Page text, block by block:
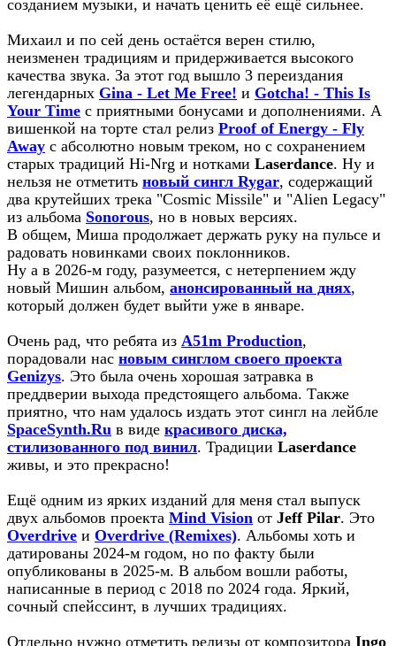
созданием музыки, и начать ценить её ещё сильнее.
Михаил и по сей день остаётся верен стилю,
неизменен традициям и придерживается высокого
качества звука. За этот год вышло 3 переиздания
легендарных Gina - Let Me Free! и Gotcha! - This Is
Your Time с приятными бонусами и дополнениями. А
вишенкой на торте стал релиз Proof of Energy - Fly
Away с абсолютно новым треком, но с сохранением
старых традиций Hi-Nrg и нотками Laserdance. Ну и
нельзя не отметить новый сингл Rygar, содержащий
два крутейших трека "Cosmic Missile" и "Alien Legacy"
из альбома Sonorous, но в новых версиях.
В общем, Миша продолжает держать руку на пульсе и
радовать новинками своих поклонников.
Ну а в 2026-м году, разумеется, с нетерпением жду
новый Мишин альбом, анонсированный на днях,
который должен будет выйти уже в январе.
Очень рад, что ребята из A51m Production,
порадовали нас новым синглом своего проекта
Genizys. Это была очень хорошая затравка в
преддверии выхода предстоящего альбома. Также
приятно, что нам удалось издать этот сингл на лейбле
SpaceSynth.Ru в виде красивого диска,
стилизованного под винил. Традиции Laserdance
живы, и это прекрасно!
Ещё одним из ярких изданий для меня стал выпуск
двух альбомов проекта Mind Vision от Jeff Pilar. Это
Overdrive и Overdrive (Remixes). Альбомы хоть и
датированы 2024-м годом, но по факту были
опубликованы в 2025-м. В альбом вошли работы,
написанные в период с 2018 по 2024 года. Яркий,
сочный спейссинт, в лучших традициях.
Отдельно нужно отметить релизы от композитора Ingo